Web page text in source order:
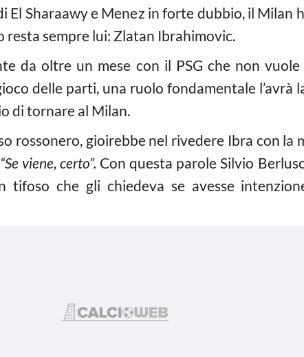
El Sharaawy e Menez in forte dubbio, il Milan
resta sempre lui: Zlatan Ibrahimovic.
da oltre un mese con il PSG che non vuole
delle parti, una ruolo fondamentale l’avrà
di tornare al Milan.
rossonero, gioirebbe nel rivedere Ibra con la
“Se viene, certo”. Con questa parole Silvio
tifoso che gli chiedeva se avesse